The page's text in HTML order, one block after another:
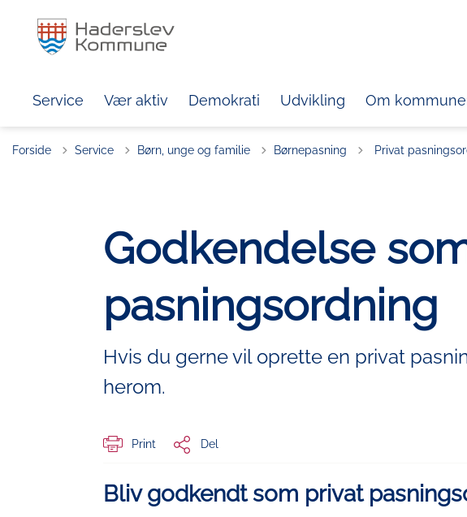
Service Vær aktiv Demokrati Udvikling Om
Forside Service Børn, unge og familie Børnepasning Tilbage til
Privat
Godkendelse
pasningsordning
Hvis du gerne vil oprette en privat
herom.
Print Del
Bliv godkendt som privat